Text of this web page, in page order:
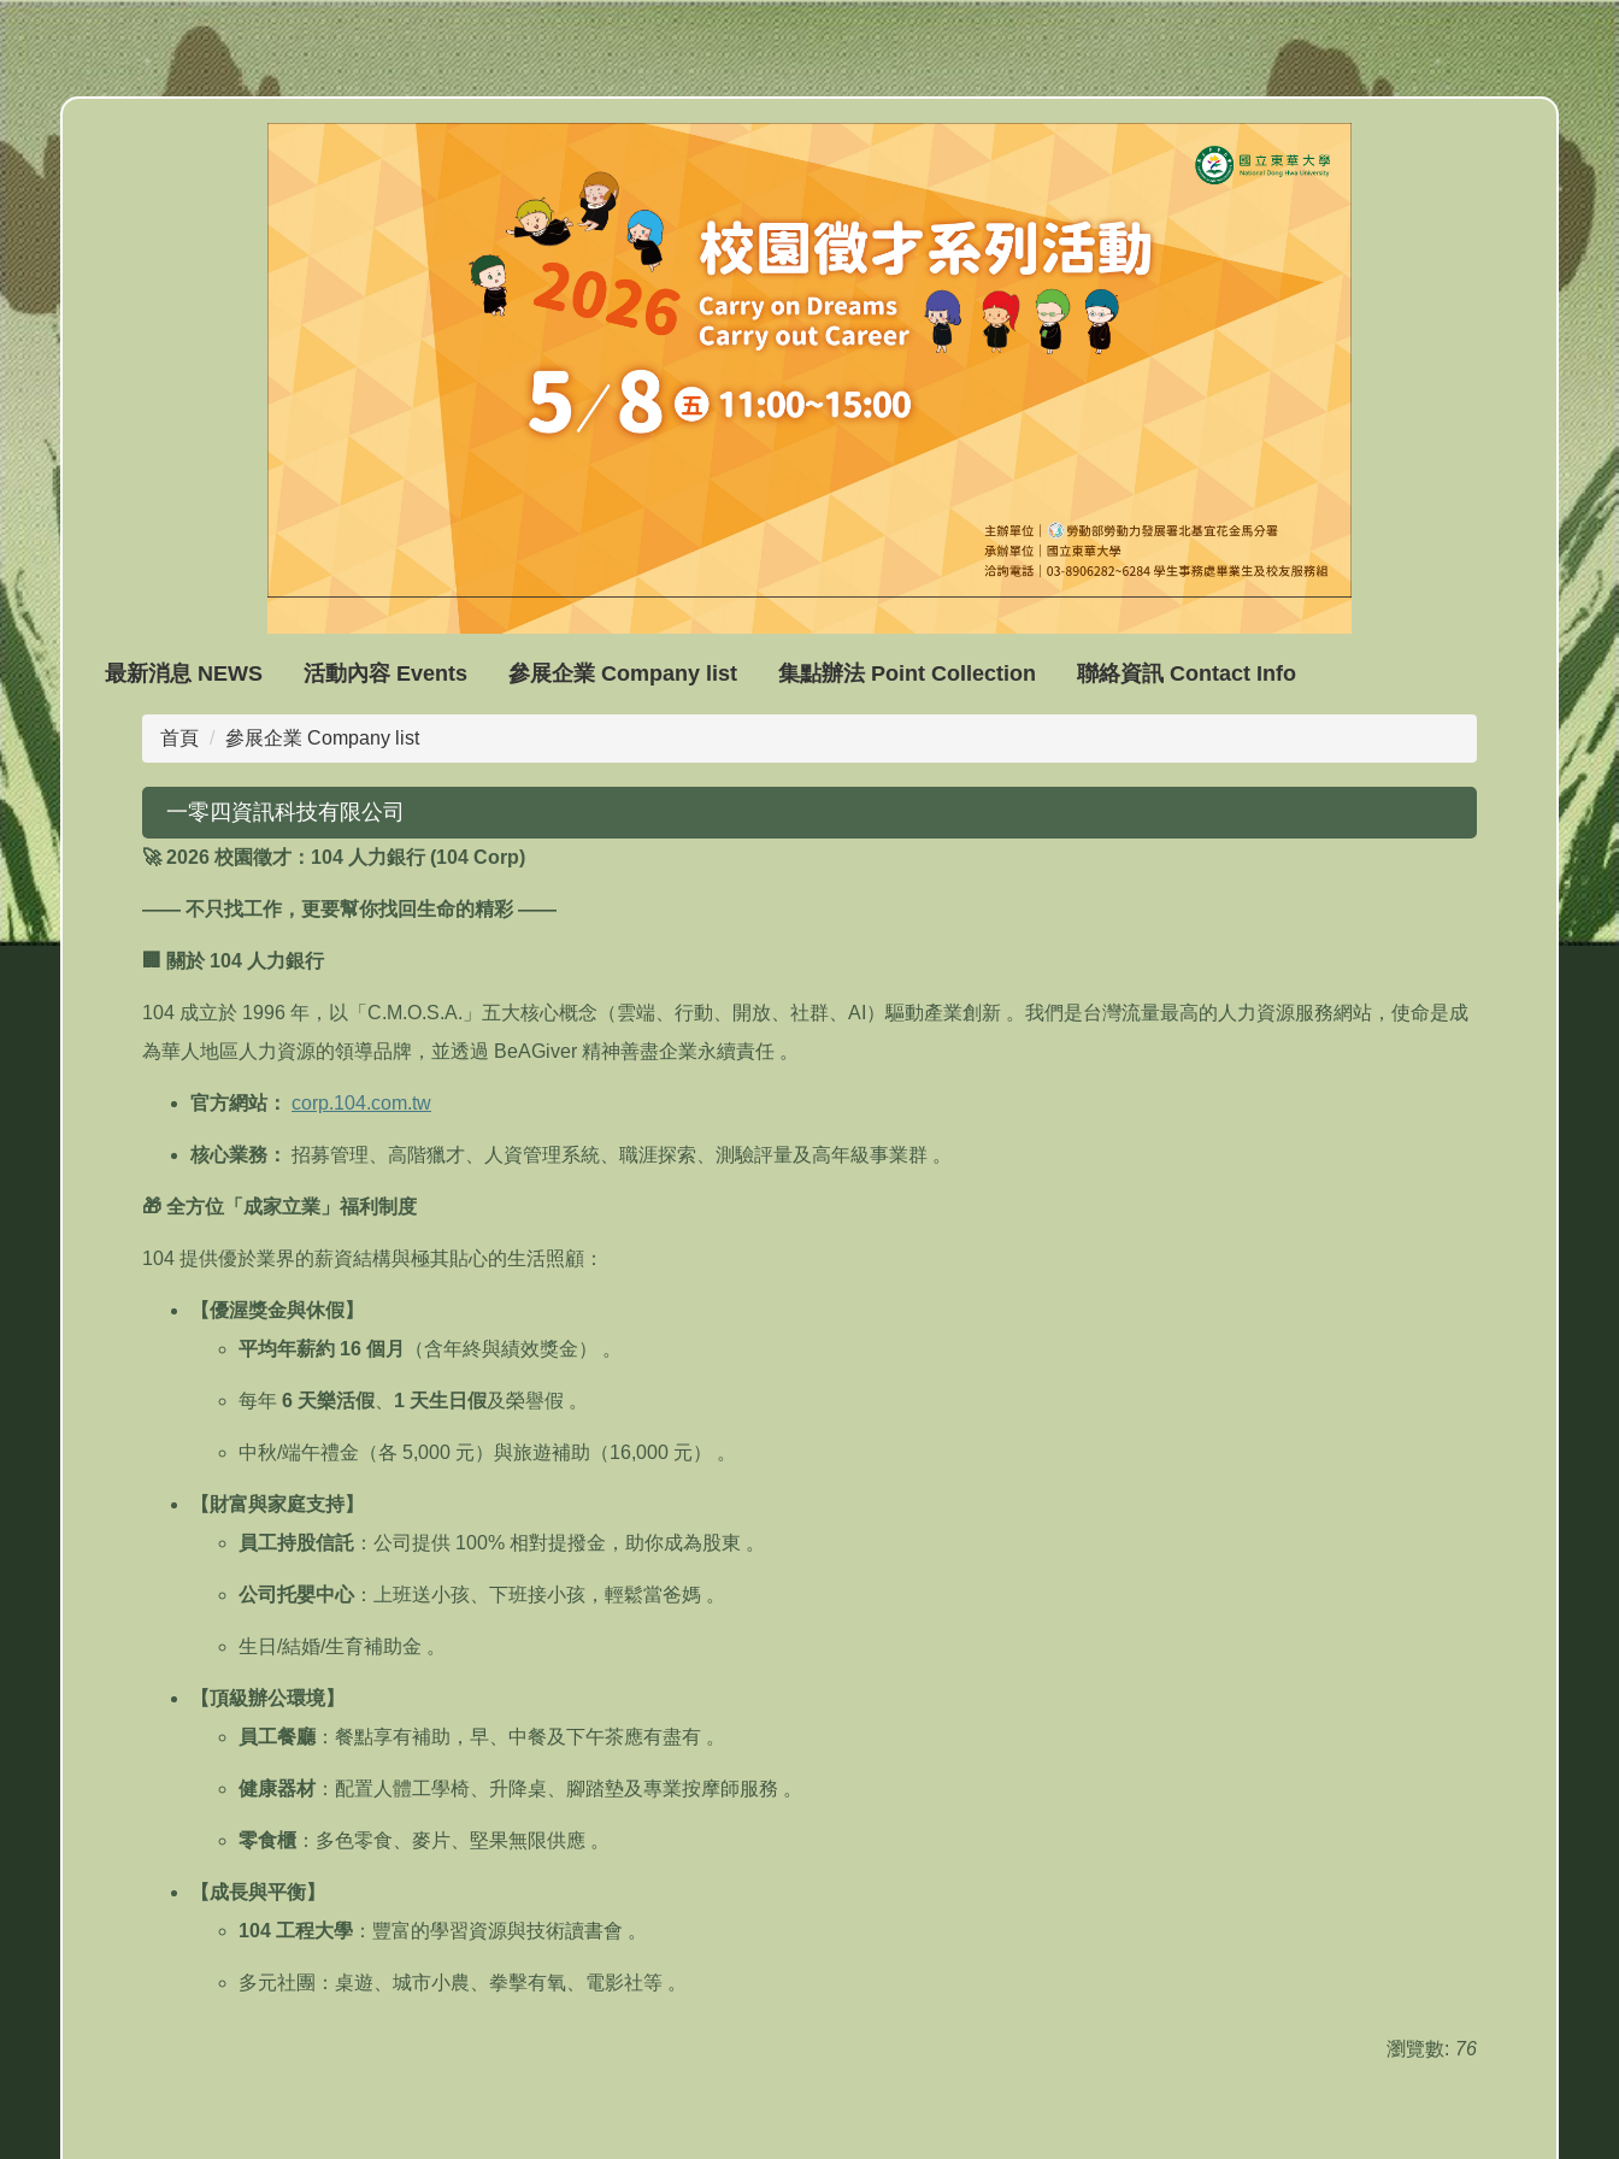
跳
到
主
要
內
容
區
最新消息 NEWS 活動內容 Events 參展企業 Company list 集點辦法 Point Collection 聯絡資訊 Contact Info
首頁 參展企業 Company list
一零四資訊科技有限公司
🚀2026 校園徵才： 104 人力銀行(104 Corp)
—— 不只找工作，更要幫你找回生命的精彩 ——
關於104 人力銀行
104 成立於 1996 年，以「 C.M.O.S.A. 」五大核心概念（雲端、行動、開放、社群、 AI ）驅動產業創新 。我們是台灣流量最高的人力資源服務網站，使命是成
為華人地區人力資源的領導品牌，並透過 BeAGiver 精神善盡企業永續責任 。
官方網站： corp.104.com.tw
核心業務： 招募管理、高階獵才、人資管理系統、職涯探索、測驗評量及高年級事業群 。
🎁 全方位「成家立業」福利制度
104 提供優於業界的薪資結構與極其貼心的生活照顧：
【優渥獎金與休假】
平均年薪約 16 個月 （含年終與績效獎金） 。
每年 6 天樂活假 1 天生日假及榮譽假 。
中秋/端午禮金（各 5,000 元）與旅遊補助（16,000 元） 。
【財富與家庭支持】
員工持股信託 ：公司提供 100% 相對提撥金，助你成為股東 。
公司托嬰中心：上班送小孩、下班接小孩，輕鬆當爸媽 。
生日 /結婚/生育補助金 。
【頂級辦公環境】
員工餐廳 ：餐點享有補助，早、中餐及下午茶應有盡有 。
健康器材 ：配置人體工學椅、升降桌、腳踏墊及專業按摩師服務 。
零食櫃 ：多色零食、麥片、堅果無限供應 。
【成長與平衡】
104 工程大學 ：豐富的學習資源與技術讀書會 。
多元社團：桌遊、城市小農、拳擊有氧、電影社等 。
瀏覽數: 76